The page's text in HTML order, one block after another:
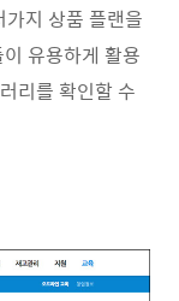
지 상품 플랜을
유용하게 활용
리를 확인할 수